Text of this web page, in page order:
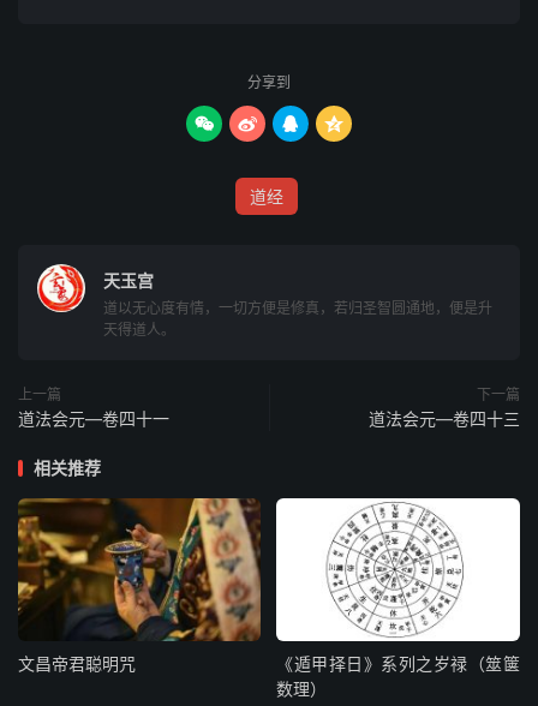
九天捷疾焚炎符使杨杰橾捧
上达
神霄九宸上帝陛下具位臣姓某谨内封
奏状上诣
具位臣姓某谨外封
神霄九宸天宫进奏
笺北斗上紫皇上道心章
分享到
   
道经
天玉宫
道以无心度有情，一切方便是修真，若归圣智圆通地，便是升
天得道人。
上一篇
道法会元—卷四十一
下一篇
道法会元—卷四十三
相关推荐
文昌帝君聪明咒
《遁甲择日》系列之岁禄（筮箧
数理）